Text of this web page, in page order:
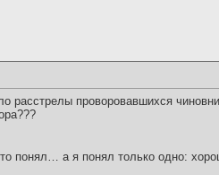
расстрелы проворовавшихся
понял… а я понял только одно: